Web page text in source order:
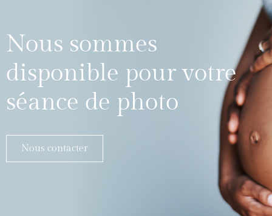
Nous sommes
disponible pour votre
séance de photo
Nous contacter